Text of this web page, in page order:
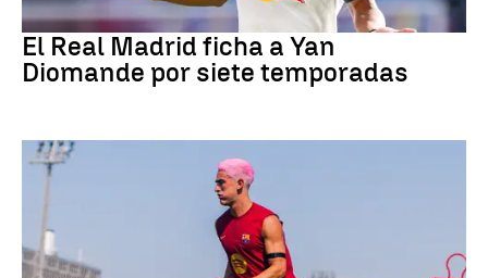
Fútbol
El Real Madrid ficha a Yan
Diomande por siete temporadas